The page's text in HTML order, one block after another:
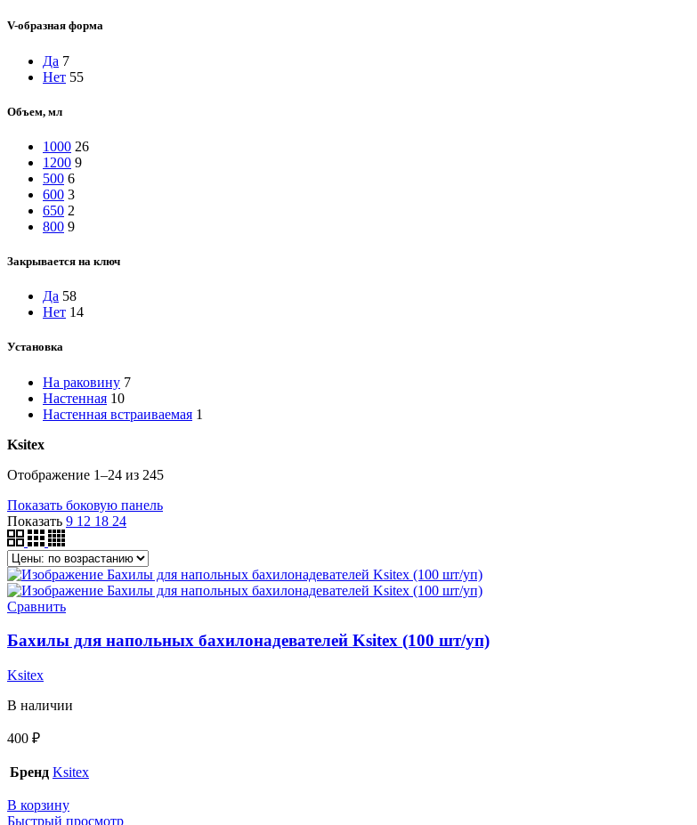
V-образная форма
Да 7
Нет 55
Объем, мл
1000 26
1200 9
500 6
600 3
650 2
800 9
Закрывается на ключ
Да 58
Нет 14
Установка
На раковину 7
Настенная 10
Настенная встраиваемая 1
Ksitex
Отображение 1–24 из 245
Показать боковую панель
Показать 9 12 18 24
Сравнить
Бахилы для напольных бахилонадевателей Ksitex (100 шт/уп)
Ksitex
В наличии
400 ₽
Бренд Ksitex
В корзину
Быстрый просмотр